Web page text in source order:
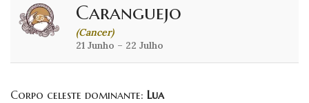
Caranguejo
(Cancer)
21 Junho – 22 Julho
Corpo celeste dominante: Lua